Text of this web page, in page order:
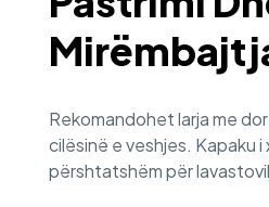
Rekomandohet larja me
cilësinë e veshjes. Kapaku
përshtatshëm për